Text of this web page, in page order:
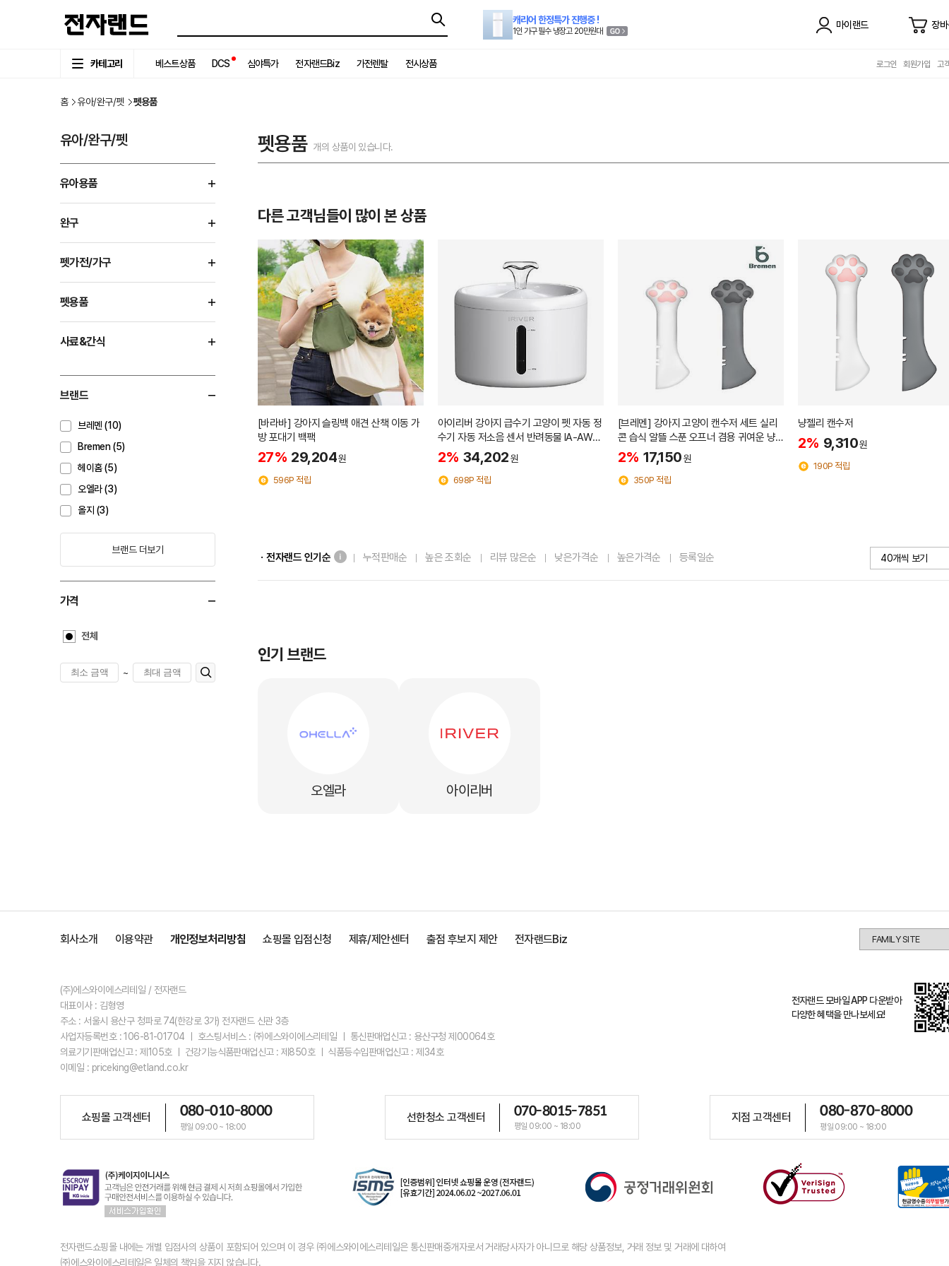
캐리어 한정특가 진행중 !
1인 가구 필수 냉장고 20만원대
마이랜드 장
카테고리 베스트상품 DCS 심야특가 전자랜드Biz 가전렌탈 전시상품 로그인 회원가입 고
홈 유아/완구/펫 펫용품
유아/완구/펫
유아용품
완구
펫가전/가구
펫용품
사료&간식
브랜드
브레멘 (10)
Bremen (5)
헤이홈 (5)
오엘라 (3)
올지 (3)
브랜드 더보기
가격
전체
~
펫용품 개의 상품이 있습니다.
다른 고객님들이 많이 본 상품
[바라바] 강아지 슬링백 애견 산책 이동 가
방 포대기 백팩
27% 29,204원
596P 적립
아이리버 강아지 급수기 고양이 펫 자동 정
수기 자동 저소음 센서 반려동물 IA-AW3
03
2% 34,202원
698P 적립
[브레멘] 강아지 고양이 캔수저 세트 실리
콘 습식 알뜰 스푼 오프너 겸용 귀여운 냥
젤리
2% 17,150원
350P 적립
냥젤리 캔수저
2% 9,310원
190P 적립
ㆍ전자랜드 인기순 누적판매순 높은 조회순 리뷰 많은순 낮은가격순 높은가격순 등록일순
인기 브랜드
오엘라 아이리버
회사소개 이용약관 개인정보처리방침 쇼핑몰 입점신청 제휴/제안센터 출점 후보지 제안 전자랜드Biz
(주)에스와이에스리테일 / 전자랜드
대표이사 : 김형영
주소 : 서울시 용산구 청파로 74(한강로 3가) 전자랜드 신관 3층
사업자등록번호 : 106-81-01704 ㅣ 호스팅서비스 : ㈜에스와이에스리테일 ㅣ 통신판매업신고 : 용산구청 제00064호
의료기기판매업신고 : 제105호 ㅣ 건강기능식품판매업신고 : 제850호 ㅣ 식품등수입판매업신고 : 제34호
이메일 : priceking@etland.co.kr
전자랜드 모바일 APP 다운받아
다양한 혜택을 만나보세요!
쇼핑몰 고객센터 080-010-8000
평일 09:00 ~ 18:00
선한청소 고객센터 070-8015-7851
평일 09:00 ~ 18:00
지점 고객센터 080-870-8000
평일 09:00 ~ 18:00
전자랜드쇼핑몰 내에는 개별 입점사의 상품이 포함되어 있으며 이 경우 ㈜에스와이에스리테일은 통신판매중개자로서 거래당사자가 아니므로 해당 상품정보, 거래 정보 및 거래에 대하여
㈜에스와이에스리테일은 일체의 책임을 지지 않습니다.